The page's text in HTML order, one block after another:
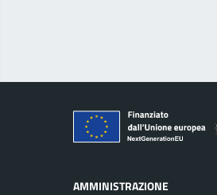
AMMINISTRAZIONE